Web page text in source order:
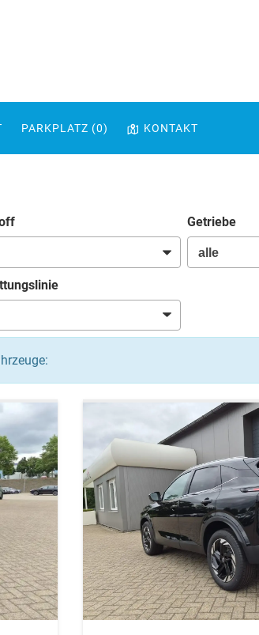
PARKPLATZ (0) KONTAKT
Getriebe